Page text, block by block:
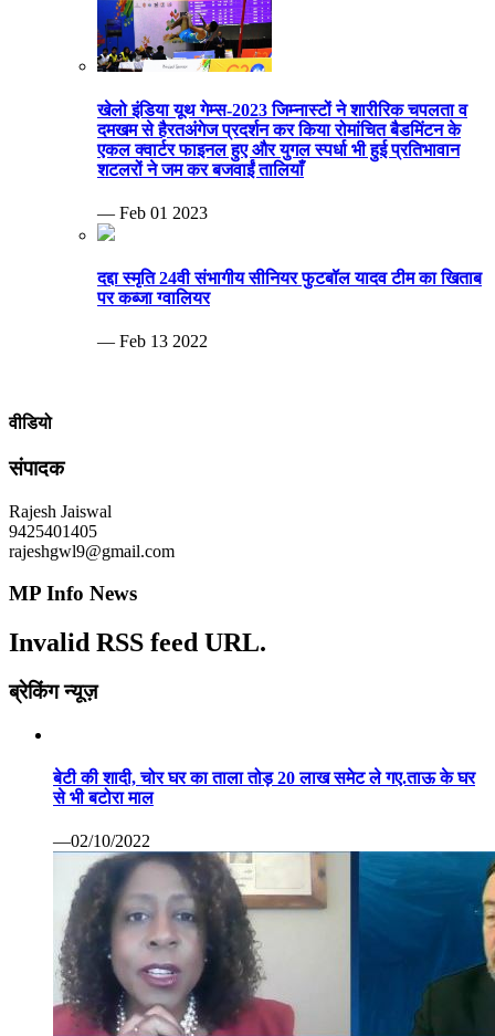
खेलो इंडिया यूथ गेम्स-2023 जिम्नास्टों ने शारीरिक चपलता व
दमखम से हैरतअंगेज प्रदर्शन कर किया रोमांचित बैडमिंटन के
एकल क्वार्टर फाइनल हुए और युगल स्पर्धा भी हुई प्रतिभावान
शटलरों ने जम कर बजवाईं तालियाँ
— Feb 01 2023
दद्दा स्मृति 24वी संभागीय सीनियर फुटबॉल यादव टीम का खिताब
पर कब्जा ग्वालियर
— Feb 13 2022
वीडियो
संपादक
Rajesh Jaiswal
9425401405
rajeshgwl9@gmail.com
MP Info News
Invalid RSS feed URL.
ब्रेकिंग न्यूज़
बेटी की शादी, चोर घर का ताला तोड़ 20 लाख समेट ले गए.ताऊ के घर
से भी बटोरा माल
—02/10/2022